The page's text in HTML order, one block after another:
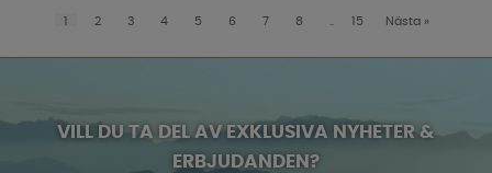
1 2 3 4 5 6 7 8 15 Nästa »
VILL DU TA DEL AV EXKLUSIVA NYHETER &
ERBJUDANDEN?